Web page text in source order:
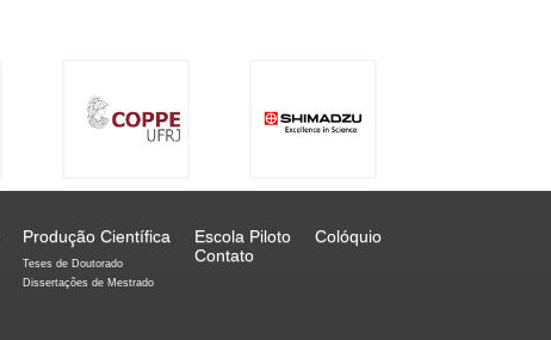
Produção Científica
Teses de Doutorado
Dissertações de Mestrado
Escola Piloto
Colóquio
Contato